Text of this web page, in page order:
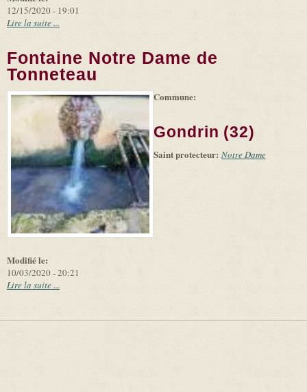
12/15/2020 - 19:01
Lire la suite ...
Fontaine Notre Dame de
Tonneteau
-
Leaflet (link is
|
external)
Microsoft
and
suppliers
Modifié le:
10/03/2020 - 20:21
Commune:
Gondrin (32)
Saint protecteur: Notre Dame
Lire la suite ...